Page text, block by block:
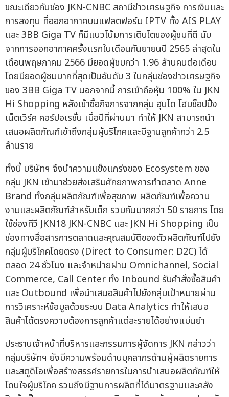
ขณะเดียวกันช่อง JKN-CNBC สถานีข่าวเศรษฐกิจ การเงินและ
การลงทุน ที่ออกอากาศบนแฟลตฟอร์ม IPTV ทั้ง AIS PLAY
และ 3BB Giga TV ก็มีแนวโน้มการเติบโตของผู้ชมที่ดี นับ
จากการออกอากาศครั้งแรกในเดือนกันยายนปี 2565 ล่าสุดใน
เดือนพฤษภาคม 2566 มียอดผู้ชมกว่า 1.96 ล้านคนต่อเดือน
โดยมียอดผู้ชมมากที่สุดเป็นอันดับ 3 ในกลุ่มช่องข่าวเศรษฐกิจ
ของ 3BB Giga TV นอกจากนี้ การเข้าถือหุ้น 100% ใน JKN
Hi Shopping หลังเข้าซื้อกิจการจากกลุ่ม ฮุนได โฮมช็อปปิ้ง
เน็ตเวิร์ค คอร์ปอเรชั่น เมื่อปีที่ผ่านมา ทำให้ JKN สามารถนำ
เสนอผลิตภัณฑ์เข้าถึงกลุ่มผู้บริโภคและมีฐานลูกค้ากว่า 2.5
ล้านราย
ทั้งนี้ บริษัทฯ จึงนำความแข็งแกร่งของ Ecosystem ของ
กลุ่ม JKN เข้ามาช่วยส่งเสริมศักยภาพการทำตลาด Anne
Brand ทั้งกลุ่มผลิตภัณฑ์เพื่อสุขภาพ ผลิตภัณฑ์เพื่อความ
งามและผลิตภัณฑ์สำหรับเด็ก รวมกันมากกว่า 50 รายการ โดย
ใช้ช่องทีวี JKN18 JKN-CNBC และ JKN Hi Shopping เป็น
ช่องทางสื่อสารการตลาดและคุณสมบัติของตัวผลิตภัณฑ์ไปยัง
กลุ่มผู้บริโภคโดยตรง (Direct to Consumer: D2C) ได้
ตลอด 24 ชั่วโมง และจำหน่ายผ่าน Omnichannel, Social
Commerce, Call Center ทั้ง Inbound รับคำสั่งซื้อสินค้า
และ Outbound เพื่อนำเสนอสินค้าไปยังกลุ่มเป้าหมายผ่าน
การวิเคราะห์ข้อมูลด้วยระบบ Data Analytics ทำให้เสนอ
สินค้าได้ตรงความต้องการลูกค้าแต่ละรายได้อย่างแม่นยำ
ประธานเจ้าหน้าที่บริหารและกรรมการผู้จัดการ JKN กล่าวว่า
กลุ่มบริษัทฯ ยังมีความพร้อมด้านบุคลากรด้านผู้ผลิตรายการ
และสตูดิโอเพื่อสร้างสรรค์รายการในการนำเสนอผลิตภัณฑ์ให้
โดนใจผู้บริโภค รวมถึงมีฐานการผลิตที่ได้มาตรฐานและคลัง